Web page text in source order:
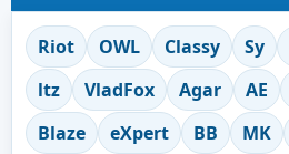
Riot OWL Classy Sy
ltz
VladFox Agar AE
Blaze
eXpert BB MK